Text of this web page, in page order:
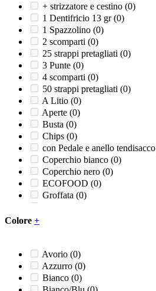
+ strizzatore e cestino (0)
1 Dentifricio 13 gr(0)
1 Spazzolino (0)
2 scomparti (0)
25 strappi pretagliati (0)
3 Punte (0)
4 scomparti (0)
50 strappi pretagliati (0)
A Litio (0)
Aperte (0)
Busta (0)
Chips (0)
con Pedale e anello tendisacco
Coperchio bianco (0)
Coperchio nero (0)
ECOFOOD (0)
Groffata (0)
Sapone liquido
Sapone schiuma
Unite(0)
Colore +
Avorio (0)
Azzurro (0)
Bianco (0)